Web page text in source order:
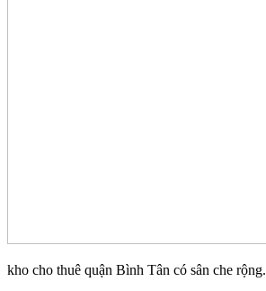
kho cho thuê quận Bình Tân có sân che rộng.